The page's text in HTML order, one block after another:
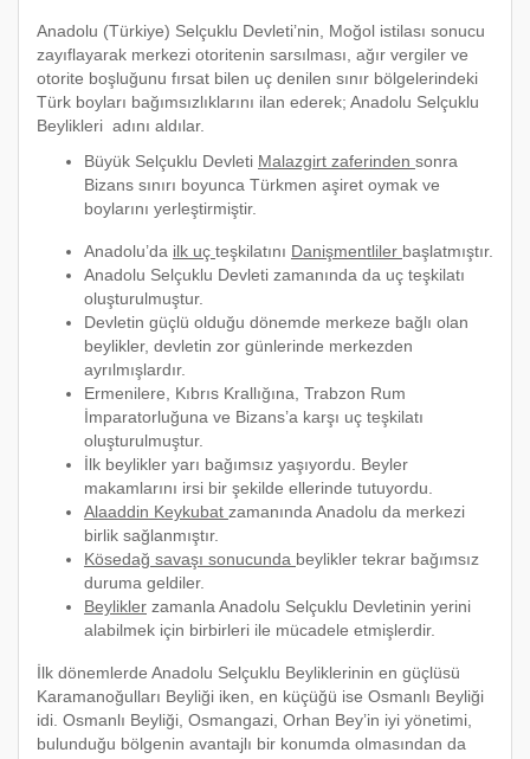
Anadolu (Türkiye) Selçuklu Devleti’nin, Moğol istilası sonucu
zayıflayarak merkezi otoritenin sarsılması, ağır vergiler ve
otorite boşluğunu fırsat bilen uç denilen sınır bölgelerindeki
Türk boyları bağımsızlıklarını ilan ederek; Anadolu Selçuklu
Beylikleri adını aldılar.
Büyük Selçuklu Devleti Malazgirt zaferinden sonra
Bizans sınırı boyunca Türkmen aşiret oymak ve
boylarını yerleştirmiştir.
Anadolu’da ilk uç teşkilatını Danişmentliler başlatmıştır.
Anadolu Selçuklu Devleti zamanında da uç teşkilatı
oluşturulmuştur.
Devletin güçlü olduğu dönemde merkeze bağlı olan
beylikler, devletin zor günlerinde merkezden
ayrılmışlardır.
Ermenilere, Kıbrıs Krallığına, Trabzon Rum
İmparatorluğuna ve Bizans’a karşı uç teşkilatı
oluşturulmuştur.
İlk beylikler yarı bağımsız yaşıyordu. Beyler
makamlarını irsi bir şekilde ellerinde tutuyordu.
Alaaddin Keykubat zamanında Anadolu da merkezi
birlik sağlanmıştır.
Kösedağ savaşı sonucunda beylikler tekrar bağımsız
duruma geldiler.
Beylikler zamanla Anadolu Selçuklu Devletinin yerini
alabilmek için birbirleri ile mücadele etmişlerdir.
İlk dönemlerde Anadolu Selçuklu Beyliklerinin en güçlüsü
Karamanoğulları Beyliği iken, en küçüğü ise Osmanlı Beyliği
idi. Osmanlı Beyliği, Osmangazi, Orhan Bey’in iyi yönetimi,
bulunduğu bölgenin avantajlı bir konumda olmasından da